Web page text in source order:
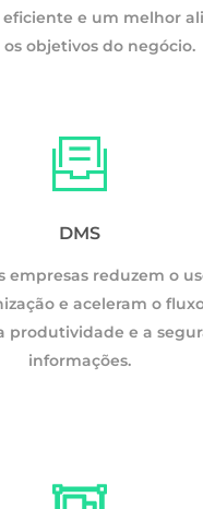
eficiente e um melhor
objetivos do negócio.
DMS
empresas reduzem o
e aceleram o
produtividade e a
informações.